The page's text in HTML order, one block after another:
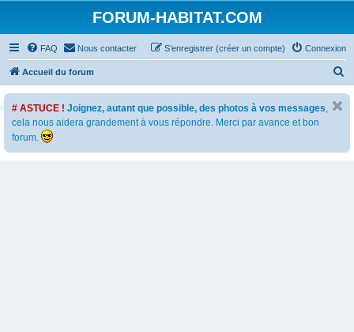
FORUM-HABITAT.COM
FAQ Nous contacter Connexion
S’enregistrer (créer un compte)
Accueil du forum
e
# ASTUCE ! Joignez, autant que possible, des photos à vos messages,
cela nous aidera grandement à vous répondre. Merci par avance et bon
forum.